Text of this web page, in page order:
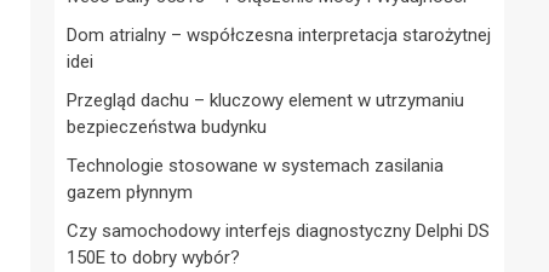
Dom atrialny – współczesna interpretacja starożytnej
idei
Przegląd dachu – kluczowy element w utrzymaniu
bezpieczeństwa budynku
Technologie stosowane w systemach zasilania
gazem płynnym
Czy samochodowy interfejs diagnostyczny Delphi DS
150E to dobry wybór?